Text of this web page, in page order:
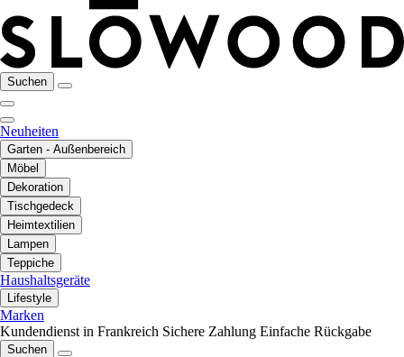
Suchen
Neuheiten
Garten - Außenbereich
Möbel
Dekoration
Tischgedeck
Heimtextilien
Lampen
Teppiche
Haushaltsgeräte
Lifestyle
Marken
Kundendienst in Frankreich Sichere Zahlung Einfache Rückgabe
Suchen